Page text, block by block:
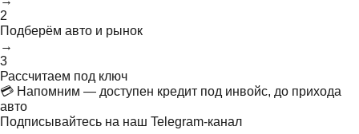
2
Подберём авто и рынок
→
3
Рассчитаем под ключ
💳 Напомним — доступен кредит под инвойс, до прихода
авто
Подписывайтесь на наш Telegram-канал